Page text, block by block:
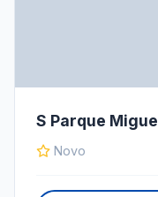
S Parque
Novo